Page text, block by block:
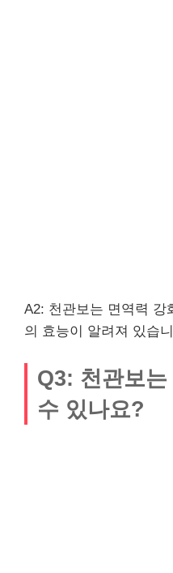
A2: 천관보는 면역력 강
의 효능이 알려져 있습
Q3: 천관보
수 있나요?